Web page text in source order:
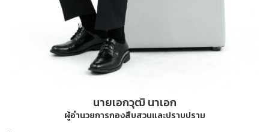
นายเอกวุฒิ นาเอก
ผู้อำนวยการกองสืบสวนและปราบปราม